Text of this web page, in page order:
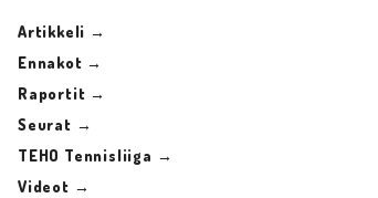
Artikkeli →
Ennakot →
Raportit →
Seurat →
TEHO Tennisliiga →
Videot →